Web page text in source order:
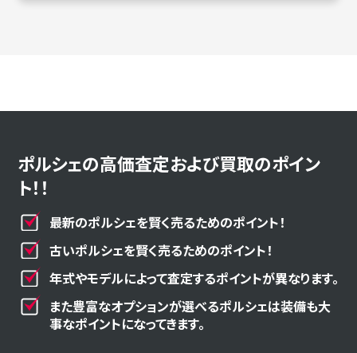
ポルシェの高価査定および買取のポイン
ト！！
最新のポルシェを賢く売るためのポイント！
古いポルシェを賢く売るためのポイント！
年式やモデルによって査定するポイントが異なります。
また豊富なオプションが選べるポルシェは装備も大
事なポイントになってきます。